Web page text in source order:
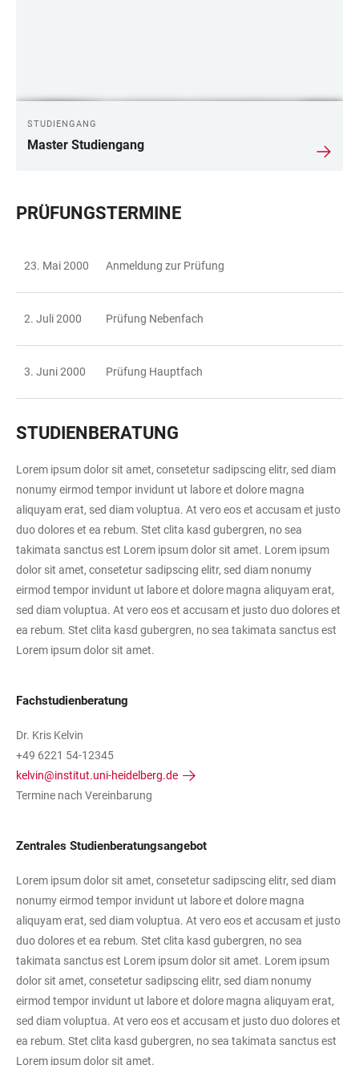
STUDIENGANG
Master Studiengang
PRÜFUNGSTERMINE
23. Mai 2000 Anmeldung zur Prüfung
2. Juli 2000 Prüfung Nebenfach
3. Juni 2000 Prüfung Hauptfach
STUDIENBERATUNG
Lorem ipsum dolor sit amet, consetetur sadipscing elitr, sed diam
nonumy eirmod tempor invidunt ut labore et dolore magna
aliquyam erat, sed diam voluptua. At vero eos et accusam et justo
duo dolores et ea rebum. Stet clita kasd gubergren, no sea
takimata sanctus est Lorem ipsum dolor sit amet. Lorem ipsum
dolor sit amet, consetetur sadipscing elitr, sed diam nonumy
eirmod tempor invidunt ut labore et dolore magna aliquyam erat,
sed diam voluptua. At vero eos et accusam et justo duo dolores et
ea rebum. Stet clita kasd gubergren, no sea takimata sanctus est
Lorem ipsum dolor sit amet.
Fachstudienberatung
Dr. Kris Kelvin
+49 6221 54-12345
kelvin@institut.uni-heidelberg.de
Termine nach Vereinbarung
Zentrales Studienberatungsangebot
Lorem ipsum dolor sit amet, consetetur sadipscing elitr, sed diam
nonumy eirmod tempor invidunt ut labore et dolore magna
aliquyam erat, sed diam voluptua. At vero eos et accusam et justo
duo dolores et ea rebum. Stet clita kasd gubergren, no sea
takimata sanctus est Lorem ipsum dolor sit amet. Lorem ipsum
dolor sit amet, consetetur sadipscing elitr, sed diam nonumy
eirmod tempor invidunt ut labore et dolore magna aliquyam erat,
sed diam voluptua. At vero eos et accusam et justo duo dolores et
ea rebum. Stet clita kasd gubergren, no sea takimata sanctus est
Lorem ipsum dolor sit amet.